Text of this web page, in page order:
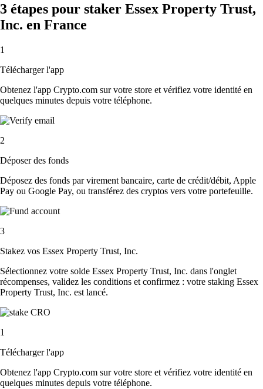
3 étapes pour staker Essex Property Trust,
Inc. en France
1
Télécharger l'app
Obtenez l'app Crypto.com sur votre store et vérifiez votre identité en
quelques minutes depuis votre téléphone.
2
Déposer des fonds
Déposez des fonds par virement bancaire, carte de crédit/débit, Apple
Pay ou Google Pay, ou transférez des cryptos vers votre portefeuille.
3
Stakez vos Essex Property Trust, Inc.
Sélectionnez votre solde Essex Property Trust, Inc. dans l'onglet
récompenses, validez les conditions et confirmez : votre staking Essex
Property Trust, Inc. est lancé.
1
Télécharger l'app
Obtenez l'app Crypto.com sur votre store et vérifiez votre identité en
quelques minutes depuis votre téléphone.